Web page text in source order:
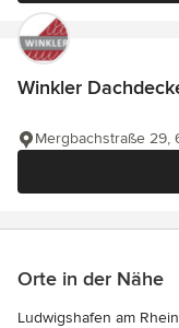
Winkler
Mergbachstraße 29,
Orte in der Nähe
Ludwigshafen am Rhein